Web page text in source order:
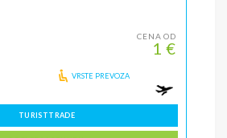
CENA OD
1 €
VRSTE PREVOZA
TURISTTRADE